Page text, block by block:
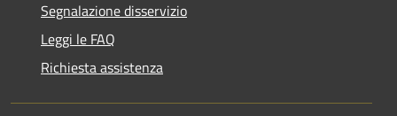
Segnalazione disservizio
Leggi le FAQ
Richiesta assistenza